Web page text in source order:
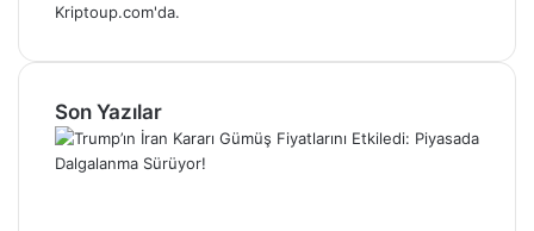
Kriptoup.com'da.
Son Yazılar